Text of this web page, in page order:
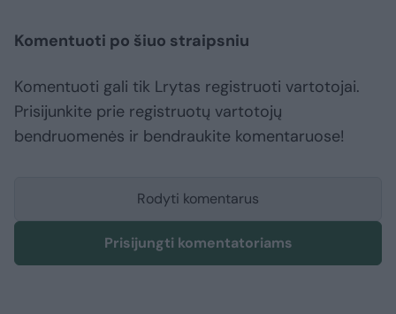
Komentuoti po šiuo straipsniu
Komentuoti gali tik Lrytas registruoti vartotojai.
Prisijunkite prie registruotų vartotojų
bendruomenės ir bendraukite komentaruose!
Rodyti komentarus
Prisijungti komentatoriams